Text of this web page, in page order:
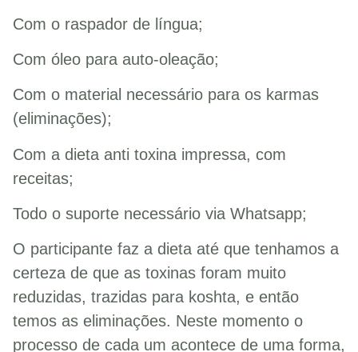
Com o raspador de língua;
Com óleo para auto-oleação;
Com o material necessário para os karmas
(eliminações);
Com a dieta anti toxina impressa, com
receitas;
Todo o suporte necessário via Whatsapp;
O participante faz a dieta até que tenhamos a
certeza de que as toxinas foram muito
reduzidas, trazidas para koshta, e então
temos as eliminações. Neste momento o
processo de cada um acontece de uma forma,